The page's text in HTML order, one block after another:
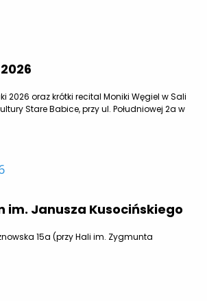
2026 oraz krótki recital Moniki Węgiel w Sali
Stare Babice, przy ul. Południowej 2a w
im. Janusza Kusocińskiego
15a (przy Hali im. Zygmunta